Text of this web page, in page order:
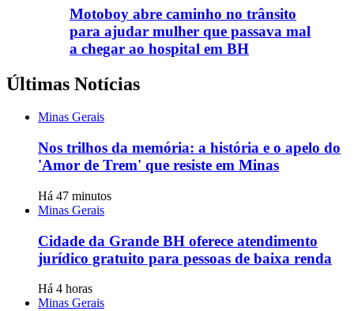
Motoboy abre caminho no trânsito
para ajudar mulher que passava mal
a chegar ao hospital em BH
Últimas Notícias
Minas Gerais
Nos trilhos da memória: a história e o apelo do
'Amor de Trem' que resiste em Minas
Há 47 minutos
Minas Gerais
Cidade da Grande BH oferece atendimento
jurídico gratuito para pessoas de baixa renda
Há 4 horas
Minas Gerais